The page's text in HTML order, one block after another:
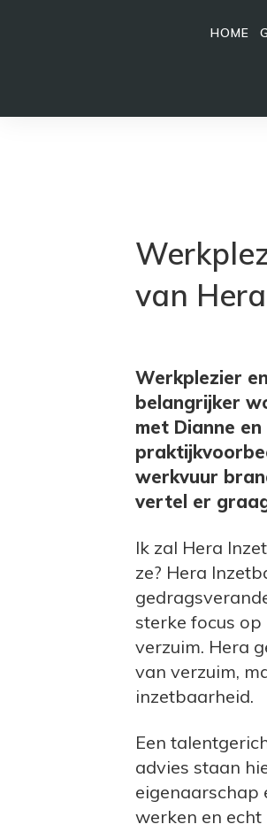
HOME
van
Werkplezier
belangrijker
met Dianne
werkvuur
vertel er
Ik zal Hera
ze? Hera
sterke focus
verzuim. Hera
van verzuim,
inzetbaarheid.
Een
advies staan
eigenaarschap
werken en